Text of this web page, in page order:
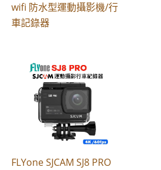
wifi 防水型運動攝影機/行
車記錄器
FLYone SJCAM SJ8 PRO